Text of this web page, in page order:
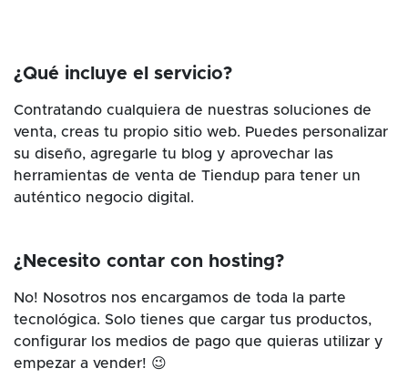
¿Qué incluye el servicio?
Contratando cualquiera de nuestras soluciones de
venta, creas tu propio sitio web. Puedes personalizar
su diseño, agregarle tu blog y aprovechar las
herramientas de venta de Tiendup para tener un
auténtico negocio digital.
¿Necesito contar con hosting?
No! Nosotros nos encargamos de toda la parte
tecnológica. Solo tienes que cargar tus productos,
configurar los medios de pago que quieras utilizar y
empezar a vender! 😉